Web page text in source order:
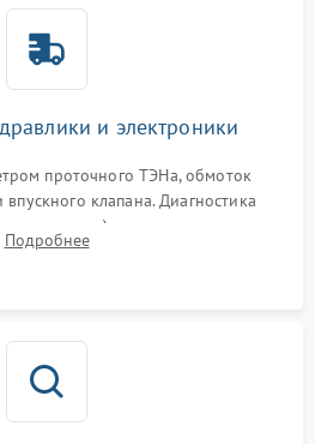
и электроники
проточного ТЭНа, обмоток
клапана. Диагностика
уровня воды), датчика мутности,
модуля управления.
Подробнее